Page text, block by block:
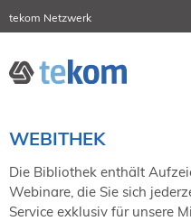
tekom Netzwerk
tech-writer.info
18.-19. März 2027
Information Energy
21.-23. April 2027 Online
WEBITHEK
Die Bibliothek enthält
Webinare, die Sie sich
Service exklusiv für unsere